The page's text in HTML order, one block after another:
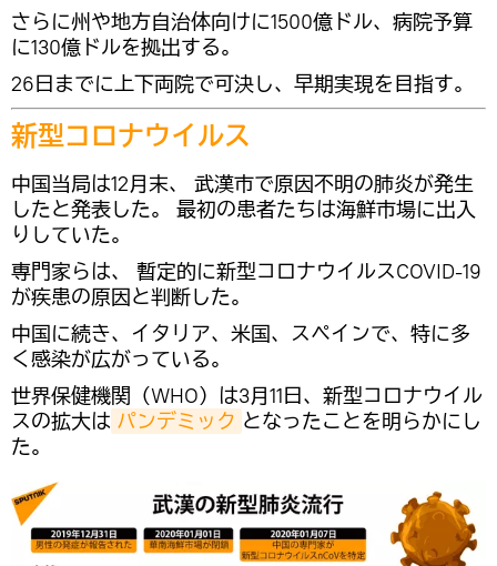
さらに州や地方自治体向けに1500億ドル、病院予算
に130億ドルを拠出する。
26日までに上下両院で可決し、早期実現を目指す。
新型コロナウイルス
中国当局は12月末、 武漢市で原因不明の肺炎が発生
したと発表した。 最初の患者たちは海鮮市場に出入
りしていた。
専門家らは、 暫定的に新型コロナウイルスCOVID-19
が疾患の原因と判断した。
中国に続き、イタリア、米国、スペインで、特に多
く感染が広がっている。
世界保健機関（WHO）は3月11日、新型コロナウイル
スの拡大は パンデミック となったことを明らかにし
た。